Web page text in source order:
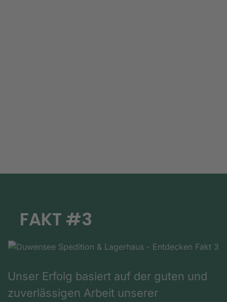
FAKT #3
Unser Erfolg basiert auf der guten und
zuverlässigen Arbeit unserer